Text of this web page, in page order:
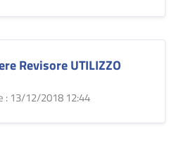
Revisore UTILIZZO
: 13/12/2018 12:44